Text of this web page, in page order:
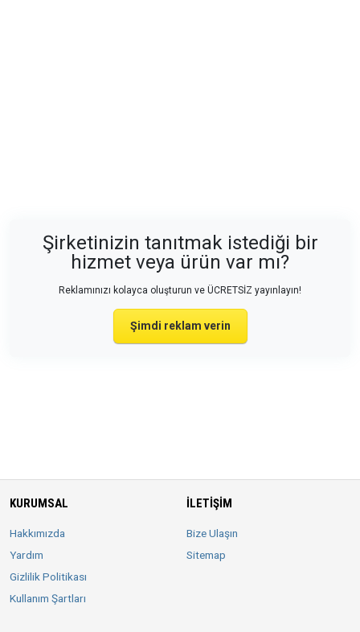
Şirketinizin tanıtmak istediği bir
hizmet veya ürün var mı?
Reklamınızı kolayca oluşturun ve ÜCRETSİZ yayınlayın!
Şimdi reklam verin
KURUMSAL
Hakkımızda
Yardım
Gizlilik Politikası
Kullanım Şartları
İLETIŞIM
Bize Ulaşın
Sitemap